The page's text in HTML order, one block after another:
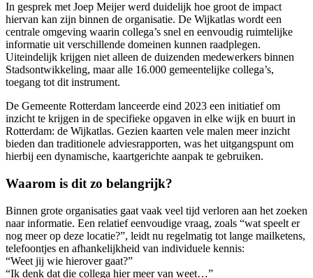
In gesprek met Joep Meijer werd duidelijk hoe groot de impact
hiervan kan zijn binnen de organisatie. De Wijkatlas wordt een
centrale omgeving waarin collega’s snel en eenvoudig ruimtelijke
informatie uit verschillende domeinen kunnen raadplegen.
Uiteindelijk krijgen niet alleen de duizenden medewerkers binnen
Stadsontwikkeling, maar alle 16.000 gemeentelijke collega’s,
toegang tot dit instrument.
De Gemeente Rotterdam lanceerde eind 2023 een initiatief om
inzicht te krijgen in de specifieke opgaven in elke wijk en buurt in
Rotterdam: de Wijkatlas. Gezien kaarten vele malen meer inzicht
bieden dan traditionele adviesrapporten, was het uitgangspunt om
hierbij een dynamische, kaartgerichte aanpak te gebruiken.
Waarom is dit zo belangrijk?
Binnen grote organisaties gaat vaak veel tijd verloren aan het zoeken
naar informatie. Een relatief eenvoudige vraag, zoals “wat speelt er
nog meer op deze locatie?”, leidt nu regelmatig tot lange mailketens,
telefoontjes en afhankelijkheid van individuele kennis:
“Weet jij wie hierover gaat?”
“Ik denk dat die collega hier meer van weet…”